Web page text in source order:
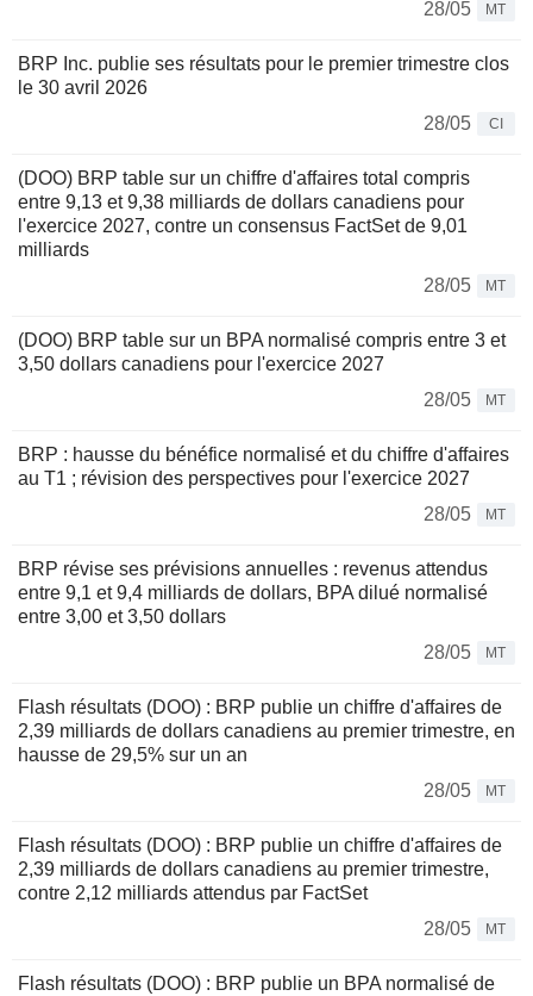
28/05 MT
BRP Inc. publie ses résultats pour le premier trimestre clos
le 30 avril 2026
28/05
CI
(DOO) BRP table sur un chiffre d'affaires total compris
entre 9,13 et 9,38 milliards de dollars canadiens pour
l'exercice 2027, contre un consensus FactSet de 9,01
milliards
28/05
MT
(DOO) BRP table sur un BPA normalisé compris entre 3 et
3,50 dollars canadiens pour l'exercice 2027
28/05
MT
BRP : hausse du bénéfice normalisé et du chiffre d'affaires
au T1 ; révision des perspectives pour l'exercice 2027
28/05
MT
BRP révise ses prévisions annuelles : revenus attendus
entre 9,1 et 9,4 milliards de dollars, BPA dilué normalisé
entre 3,00 et 3,50 dollars
28/05
MT
Flash résultats (DOO) : BRP publie un chiffre d'affaires de
2,39 milliards de dollars canadiens au premier trimestre, en
hausse de 29,5% sur un an
28/05
MT
Flash résultats (DOO) : BRP publie un chiffre d'affaires de
2,39 milliards de dollars canadiens au premier trimestre,
contre 2,12 milliards attendus par FactSet
28/05
MT
Flash résultats (DOO) : BRP publie un BPA normalisé de